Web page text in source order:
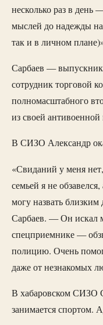
несколько раз в
мыслей до надежды
так и в личном
Сарбаев — выпускник
сотрудник торговой
полномасштабного
из своей
В СИЗО Александр
«Свиданий у меня
семьей я не
могу назвать
Сарбаев. — Он искал
спецприемнике —
полицию. Очень
даже от незнакомых
В хабаровском СИЗО
занимается спортом.